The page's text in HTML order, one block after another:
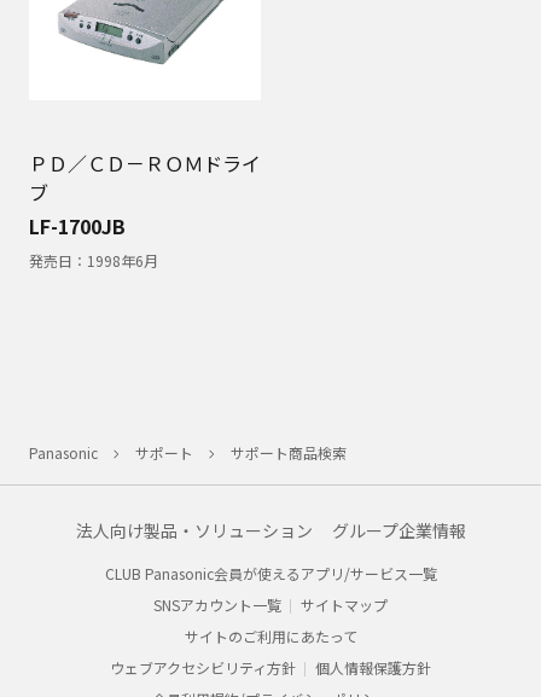
ＰＤ／ＣＤ－ＲＯＭドライ
ブ
LF-1700JB
発売日： 1998年6月
Panasonic サポート サポート商品検索
法人向け製品・ソリューション グループ企業情報
CLUB Panasonic会員が使えるアプリ/サービス一覧
SNSアカウント一覧
サイトマップ
サイトのご利用にあたって
ウェブアクセシビリティ方針
個人情報保護方針